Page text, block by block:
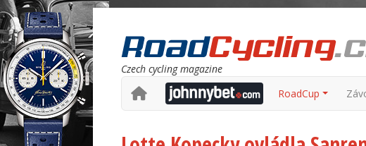
Czech cycling magazine
RoadCup